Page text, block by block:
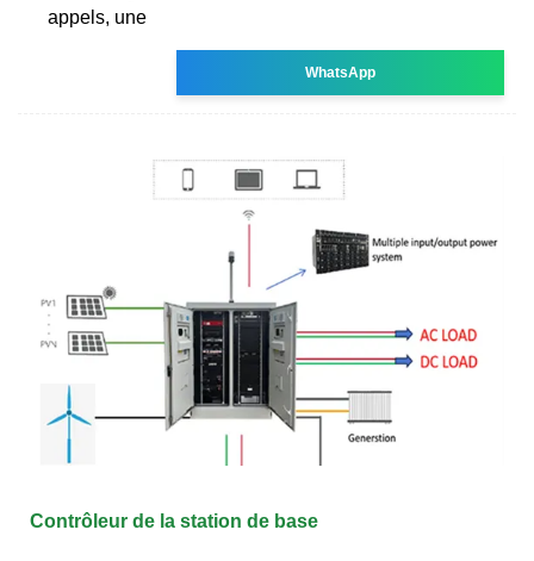
appels, une
WhatsApp
Contrôleur de la station de base